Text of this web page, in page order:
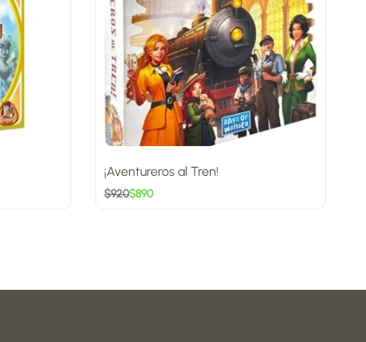
¡Aventureros al Tren!
$920$890